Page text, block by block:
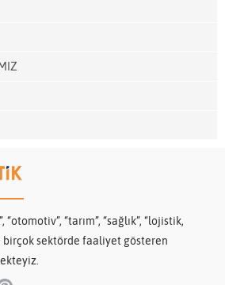
“tarım”, “sağlık”, “lojistik,
birçok sektörde faaliyet gösteren